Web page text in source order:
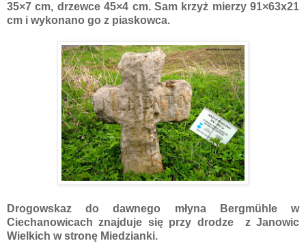
35×7 cm, drzewce 45×4 cm. Sam krzyż mierzy 91×63x21
cm i wykonano go z piaskowca.
Drogowskaz do dawnego młyna Bergmühle w
Ciechanowicach znajduje się przy drodze z Janowic
Wielkich w stronę Miedzianki.